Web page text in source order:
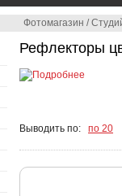
Фотомагазин /
Рефлекторы
Выводить по: по 20